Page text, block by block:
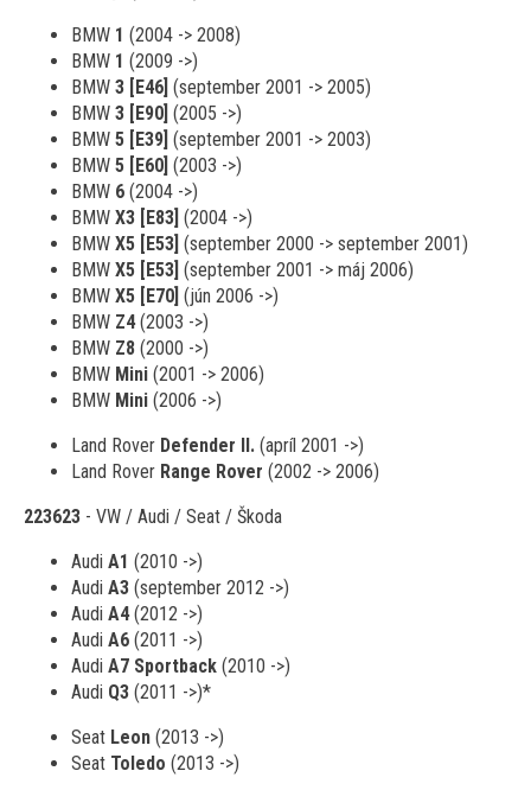
BMW 1 (2004 -> 2008)
BMW 1 (2009 ->)
BMW 3 [E46] (september 2001 -> 2005)
BMW 3 [E90] (2005 ->)
BMW 5 [E39] (september 2001 -> 2003)
BMW 5 [E60] (2003 ->)
BMW 6 (2004 ->)
BMW X3 [E83] (2004 ->)
BMW X5 [E53] (september 2000 -> september 2001)
BMW X5 [E53] (september 2001 -> máj 2006)
BMW X5 [E70] (jún 2006 ->)
BMW Z4(2003 ->)
BMW Z8 (2000 ->)
BMW Mini (2001 -> 2006)
BMW Mini (2006 ->)
Land Rover Defender II. (apríl 2001 ->)
Land Rover Range Rover (2002 -> 2006)
223623 - VW / Audi / Seat / Škoda
Audi A1 (2010 ->)
Audi A3 (september 2012 ->)
Audi A4(2012 ->)
Audi A6 (2011 ->)
Audi A7 Sportback (2010 ->)
Audi Q3 (2011 ->)*
Seat Leon (2013 ->)
Seat Toledo (2013 ->)